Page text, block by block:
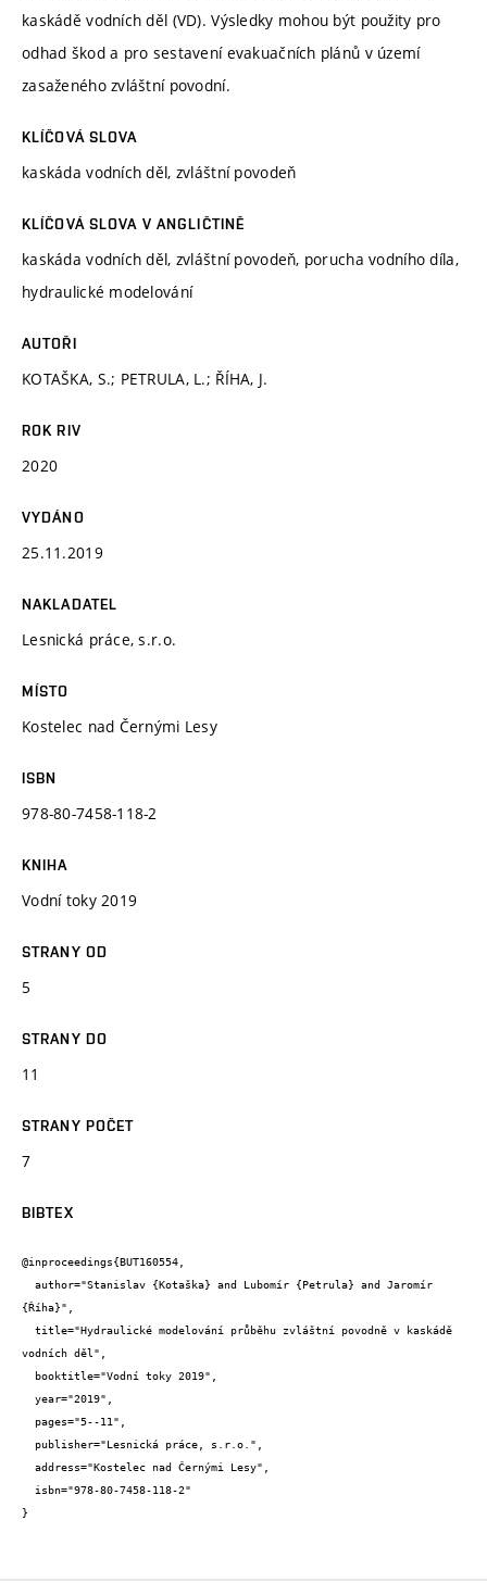
kaskádě vodních děl (VD). Výsledky mohou být použity pro
odhad škod a pro sestavení evakuačních plánů v území
zasaženého zvláštní povodní.
KLÍČOVÁ SLOVA
kaskáda vodních děl, zvláštní povodeň
KLÍČOVÁ SLOVA V ANGLIČTINĚ
kaskáda vodních děl, zvláštní povodeň, porucha vodního díla,
hydraulické modelování
AUTOŘI
KOTAŠKA, S.; PETRULA, L.; ŘÍHA, J.
ROK RIV
2020
VYDÁNO
25.11.2019
NAKLADATEL
Lesnická práce, s.r.o.
MÍSTO
Kostelec nad Černými Lesy
ISBN
978-80-7458-118-2
KNIHA
Vodní toky 2019
STRANY OD
5
STRANY DO
11
STRANY POČET
7
BIBTEX
@inproceedings{BUT160554,
{Říha}",
vodních děl",
}